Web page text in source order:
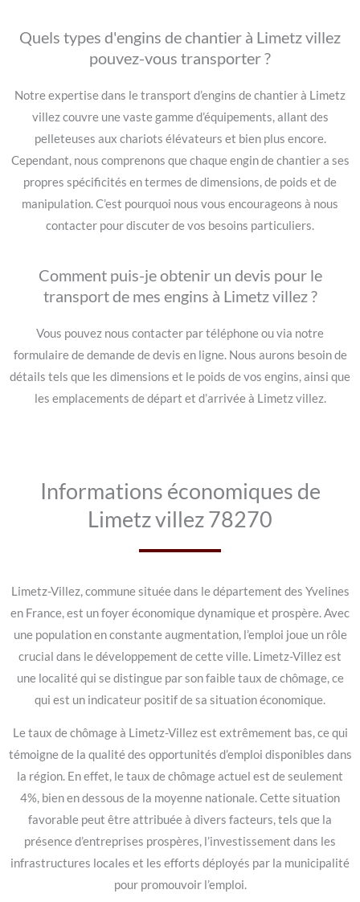
Quels types d'engins de chantier à Limetz villez
pouvez-vous transporter ?
Notre expertise dans le transport d’engins de chantier à Limetz
villez couvre une vaste gamme d’équipements, allant des
pelleteuses aux chariots élévateurs et bien plus encore.
Cependant, nous comprenons que chaque engin de chantier a ses
propres spécificités en termes de dimensions, de poids et de
manipulation. C’est pourquoi nous vous encourageons à nous
contacter pour discuter de vos besoins particuliers.
Comment puis-je obtenir un devis pour le
transport de mes engins à Limetz villez ?
Vous pouvez nous contacter par téléphone ou via notre
formulaire de demande de devis en ligne. Nous aurons besoin de
détails tels que les dimensions et le poids de vos engins, ainsi que
les emplacements de départ et d’arrivée à Limetz villez.
Informations économiques de
Limetz villez 78270
Limetz-Villez, commune située dans le département des Yvelines
en France, est un foyer économique dynamique et prospère. Avec
une population en constante augmentation, l’emploi joue un rôle
crucial dans le développement de cette ville. Limetz-Villez est
une localité qui se distingue par son faible taux de chômage, ce
qui est un indicateur positif de sa situation économique.
Le taux de chômage à Limetz-Villez est extrêmement bas, ce qui
témoigne de la qualité des opportunités d’emploi disponibles dans
la région. En effet, le taux de chômage actuel est de seulement
4%, bien en dessous de la moyenne nationale. Cette situation
favorable peut être attribuée à divers facteurs, tels que la
présence d’entreprises prospères, l’investissement dans les
infrastructures locales et les efforts déployés par la municipalité
pour promouvoir l’emploi.